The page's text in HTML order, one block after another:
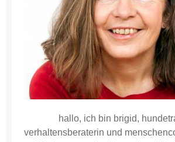
hallo, ich bin brigid,
verhaltensberaterin und